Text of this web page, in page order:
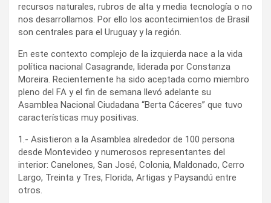
recursos naturales, rubros de alta y media tecnología o no
nos desarrollamos. Por ello los acontecimientos de Brasil
son centrales para el Uruguay y la región.
En este contexto complejo de la izquierda nace a la vida
política nacional Casagrande, liderada por Constanza
Moreira. Recientemente ha sido aceptada como miembro
pleno del FA y el fin de semana llevó adelante su
Asamblea Nacional Ciudadana “Berta Cáceres” que tuvo
características muy positivas.
1.- Asistieron a la Asamblea alrededor de 100 persona
desde Montevideo y numerosos representantes del
interior: Canelones, San José, Colonia, Maldonado, Cerro
Largo, Treinta y Tres, Florida, Artigas y Paysandú entre
otros.